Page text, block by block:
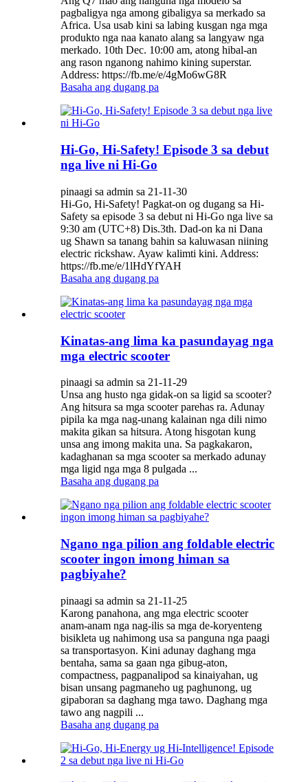
pagbaligya nga among gibaligya sa merkado sa
Africa. Usa usab kini sa labing kusgan nga mga
produkto nga naa kanato alang sa langyaw nga
merkado. 10th Dec. 10:00 am, atong hibal-an
ang rason nganong nahimo kining superstar.
Address: https://fb.me/e/4gMo6wG8R
Basaha ang dugang pa
Hi-Go, Hi-Safety! Episode 3 sa debut
nga live ni Hi-Go
pinaagi sa admin sa 21-11-30
Hi-Go, Hi-Safety! Pagkat-on og dugang sa Hi-
Safety sa episode 3 sa debut ni Hi-Go nga live sa
9:30 am (UTC+8) Dis.3th. Dad-on ka ni Dana
ug Shawn sa tanang bahin sa kaluwasan niining
electric rickshaw. Ayaw kalimti kini. Address:
https://fb.me/e/1lHdYfYAH
Basaha ang dugang pa
Kinatas-ang lima ka pasundayag nga
mga electric scooter
pinaagi sa admin sa 21-11-29
Unsa ang husto nga gidak-on sa ligid sa scooter?
Ang hitsura sa mga scooter parehas ra. Adunay
pipila ka mga nag-unang kalainan nga dili nimo
makita gikan sa hitsura. Atong hisgotan kung
unsa ang imong makita una. Sa pagkakaron,
kadaghanan sa mga scooter sa merkado adunay
mga ligid nga mga 8 pulgada ...
Basaha ang dugang pa
Ngano nga pilion ang foldable electric
scooter ingon imong himan sa
pagbiyahe?
pinaagi sa admin sa 21-11-25
Karong panahona, ang mga electric scooter
anam-anam nga nag-ilis sa mga de-koryenteng
bisikleta ug nahimong usa sa panguna nga paagi
sa transportasyon. Kini adunay daghang mga
bentaha, sama sa gaan nga gibug-aton,
compactness, pagpanalipod sa kinaiyahan, ug
bisan unsang pagmaneho ug paghunong, ug
gipaboran sa daghang mga tawo. Daghang mga
tawo ang nagpili ...
Basaha ang dugang pa